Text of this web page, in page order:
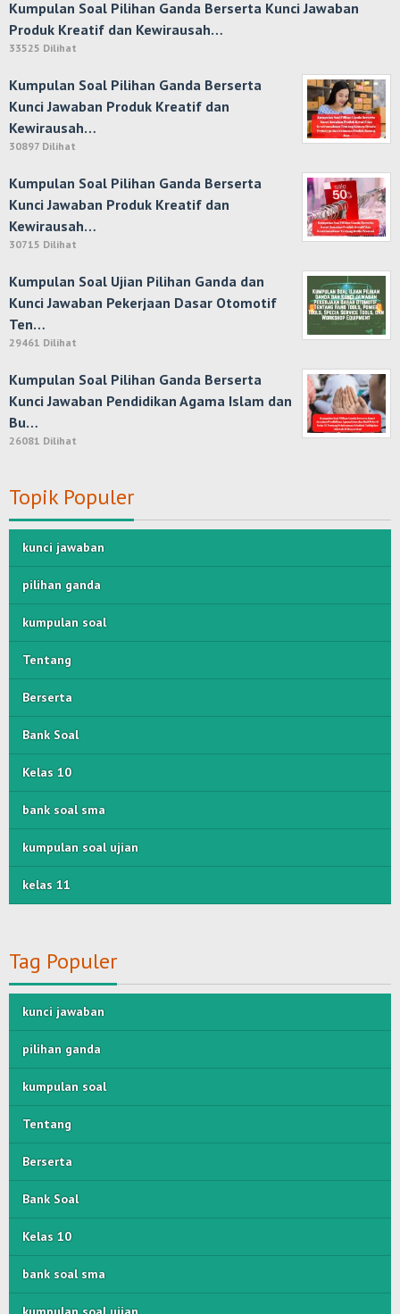
Kumpulan Soal Pilihan Ganda Berserta Kunci Jawaban
Produk Kreatif dan Kewirausah…
33525 Dilihat
Kumpulan Soal Pilihan Ganda Berserta
Kunci Jawaban Produk Kreatif dan
Kewirausah…
30897 Dilihat
Kumpulan Soal Pilihan Ganda Berserta
Kunci Jawaban Produk Kreatif dan
Kewirausah…
30715 Dilihat
Kumpulan Soal Ujian Pilihan Ganda dan
Kunci Jawaban Pekerjaan Dasar Otomotif
Ten…
29461 Dilihat
Kumpulan Soal Pilihan Ganda Berserta
Kunci Jawaban Pendidikan Agama Islam dan
Bu…
26081 Dilihat
Topik Populer
kunci jawaban
pilihan ganda
kumpulan soal
Tentang
Berserta
Bank Soal
Kelas 10
bank soal sma
kumpulan soal ujian
kelas 11
Tag Populer
kunci jawaban
pilihan ganda
kumpulan soal
Tentang
Berserta
Bank Soal
Kelas 10
bank soal sma